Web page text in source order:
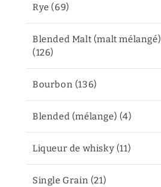
Rye (69)
Blended Malt (malt mélangé)
(126)
Bourbon (136)
Blended (mélange) (4)
Liqueur de whisky (11)
Single Grain (21)